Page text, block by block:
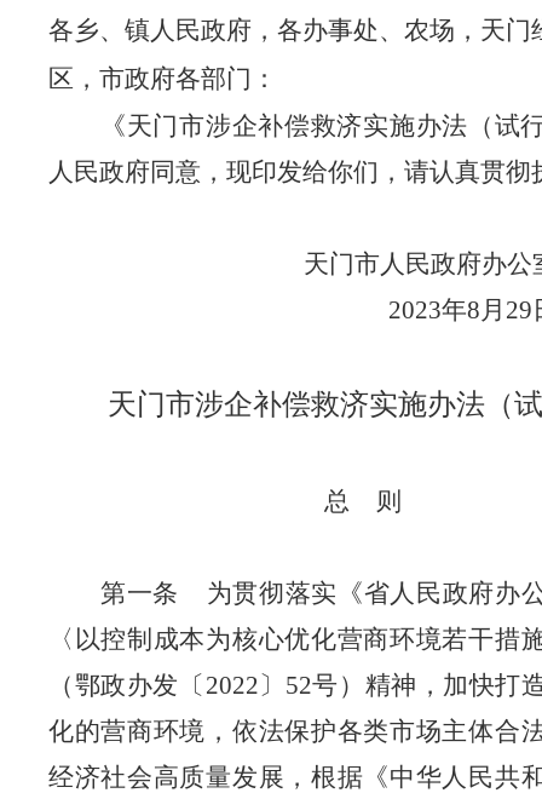
各乡、镇人民政府，各办事处、农场，天门
区，市政府各部门：
《天门市涉企补偿救济实施办法（试
人民政府同意，现印发给你们，请认真贯彻
天门市人民政府
2023年8月 29
天门市涉企补偿救济实施办法（
总 则
第一条
为贯彻落实《省人民政府办
〈以控制成本为核心优化营商环境若干措
（鄂政办发〔2022〕52号）精神，加快打
化的营商环境，依法保护各类市场主体合
经济社会高质量发展，根据《中华人民共